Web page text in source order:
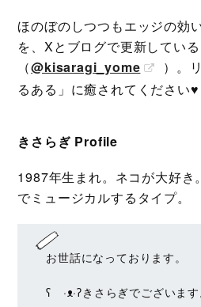
ほのぼのしつつもエッジの効
を、Xとブログで更新してい
（@kisaragi_yome
）。
るある」に癒されてください
きさらぎ Profile
1987年生まれ。ネコが大好き
でミュージカルするタイプ。
お世話になっております。
ʕ ·ᴥ·ʔきさらぎでございます